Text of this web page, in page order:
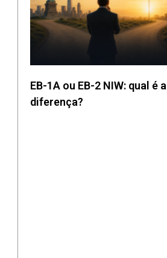
EB-1A ou EB-2 NIW: qual é a
diferença?